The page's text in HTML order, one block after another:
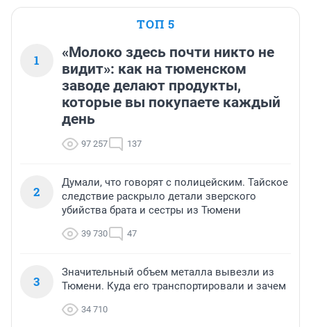
ТОП 5
1
«Молоко здесь почти никто не
видит»: как на тюменском
заводе делают продукты,
которые вы покупаете каждый
день
97 257 137
2
Думали, что говорят с полицейским. Тайское
следствие раскрыло детали зверского
убийства брата и сестры из Тюмени
39 730 47
3
Значительный объем металла вывезли из
Тюмени. Куда его транспортировали и зачем
34 710